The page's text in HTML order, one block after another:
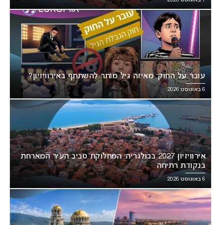
עובר על החוק: מאיזה גיל מותר להשתתף באירוויזיון?
6 באוגוסט 2026
אירוויזיון 2027 בבולגריה: המחלוקת סביב העיר המארחת
בנקודת רתיחה
6 באוגוסט 2026